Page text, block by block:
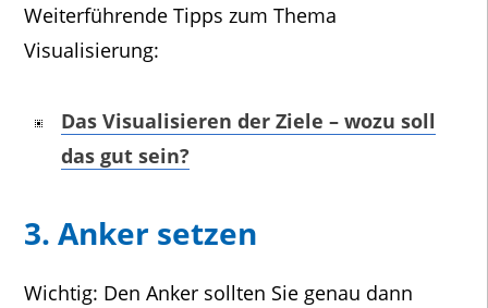
Weiterführende Tipps zum Thema
Visualisierung:
Das Visualisieren der Ziele – wozu soll
das gut sein?
3. Anker setzen
Wichtig: Den Anker sollten Sie genau dann